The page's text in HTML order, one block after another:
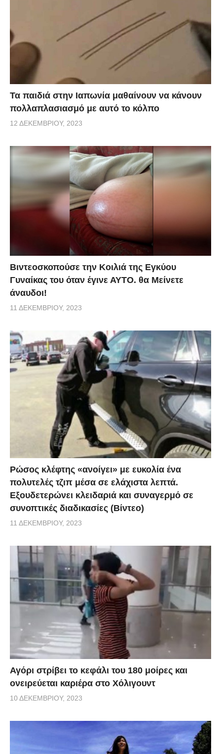
Τα παιδιά στην Ιαπωνία μαθαίνουν να κάνουν
πολλαπλασιασμό με αυτό το κόλπο
12 ΔΕΚΕΜΒΡΊΟΥ, 2023
Βιντεοσκοπούσε την Κοιλιά της Εγκύου
Γυναίκας του όταν έγινε ΑΥΤΟ. θα Μείνετε
άναυδοι!
11 ΔΕΚΕΜΒΡΊΟΥ, 2023
Ρώσος κλέφτης «ανοίγει» με ευκολία ένα
πολυτελές τζιπ μέσα σε ελάχιστα λεπτά.
Εξουδετερώνει κλειδαριά και συναγερμό σε
συνοπτικές διαδικασίες (Βίντεο)
11 ΔΕΚΕΜΒΡΊΟΥ, 2023
Αγόρι στρίβει το κεφάλι του 180 μοίρες και
ονειρεύεται καριέρα στο Χόλιγουντ
10 ΔΕΚΕΜΒΡΊΟΥ, 2023